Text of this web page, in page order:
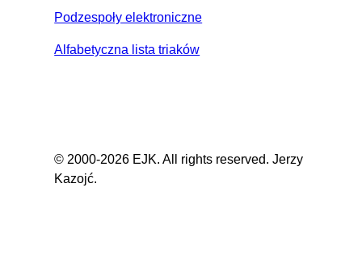
Podzespoły elektroniczne
Alfabetyczna lista triaków
© 2000-2026 EJK. All rights reserved. Jerzy
Kazojć.